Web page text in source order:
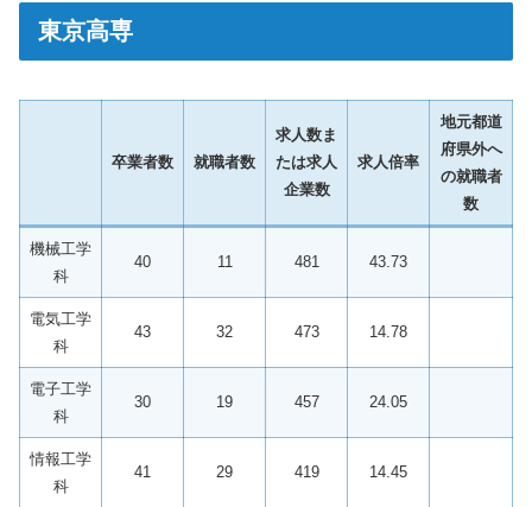
東京高専
卒業者数 就職者数
求人数ま
たは求人
企業数
求人倍率
地元都道
府県外へ
の就職者
数
機械工学
科
40 11 481 43.73
電気工学
科
43 32 473 14.78
電子工学
科
30 19 457 24.05
情報工学
科
41 29 419 14.45